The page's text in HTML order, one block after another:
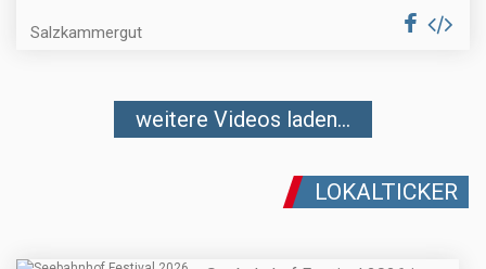
Salzkammergut
weitere Videos laden...
LOKALTICKER